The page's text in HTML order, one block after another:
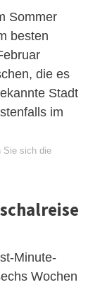
Sommer
besten
die es
Stadt
im
Sie sich die
Minute-
Wochen